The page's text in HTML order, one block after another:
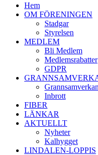
Hem
OM FÖRENINGEN
Stadgar
Styrelsen
MEDLEM
Bli Medlem
Medlemsrabatter
GDPR
Inbrott
FIBER
LÄNKAR
AKTUELLT
Nyheter
Kalhygget
LINDALEN-LOPPIS